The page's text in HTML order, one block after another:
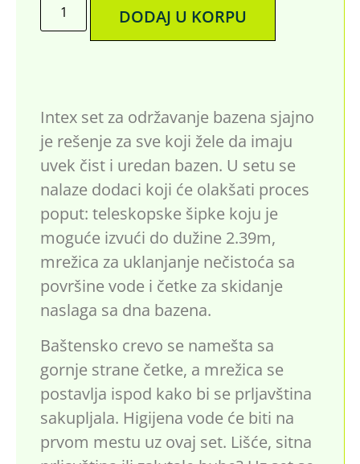
DODAJ U KORPU
Intex set za održavanje bazena sjajno
je rešenje za sve koji žele da imaju
uvek čist i uredan bazen. U setu se
nalaze dodaci koji će olakšati proces
poput: teleskopske šipke koju je
moguće izvući do dužine 2.39m,
mrežica za uklanjanje nečistoća sa
površine vode i četke za skidanje
naslaga sa dna bazena.
Baštensko crevo se namešta sa
gornje strane četke, a mrežica se
postavlja ispod kako bi se prljavština
sakupljala. Higijena vode će biti na
prvom mestu uz ovaj set. Lišće, sitna